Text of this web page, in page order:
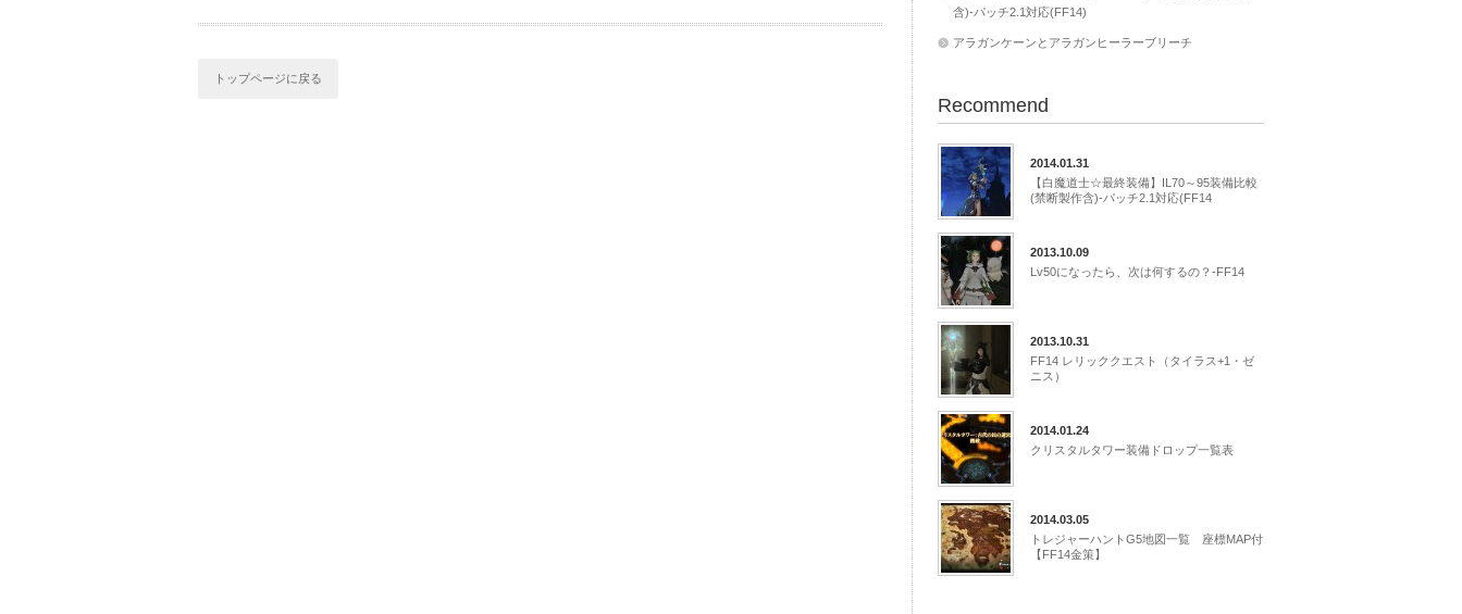
トップページに戻る
含)-パッチ2.1対応(FF14)
アラガンケーンとアラガンヒーラーブリーチ
Recommend
2014.01.31
【白魔道士☆最終装備】IL70～95装備比較
(禁断製作含)-パッチ2.1対応(FF14
2013.10.09
Lv50になったら、次は何するの？-FF14
2013.10.31
FF14 レリッククエスト（タイラス+1・ゼ
ニス）
2014.01.24
クリスタルタワー装備ドロップ一覧表
2014.03.05
トレジャーハントG5地図一覧 座標MAP付
【FF14金策】